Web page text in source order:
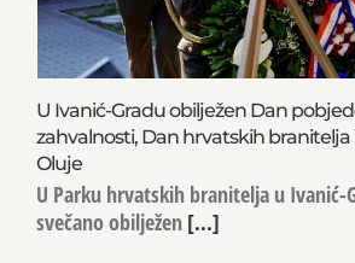
U Ivanić-Gradu obilježen Dan
zahvalnosti, Dan hrvatskih branitelja
Oluje
U Parku hrvatskih branitelja u Ivanić-
svečano obilježen [...]